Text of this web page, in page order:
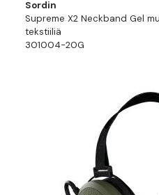
Sordin
Supreme X2 Neckband Gel
tekstiiliä
301004-20G